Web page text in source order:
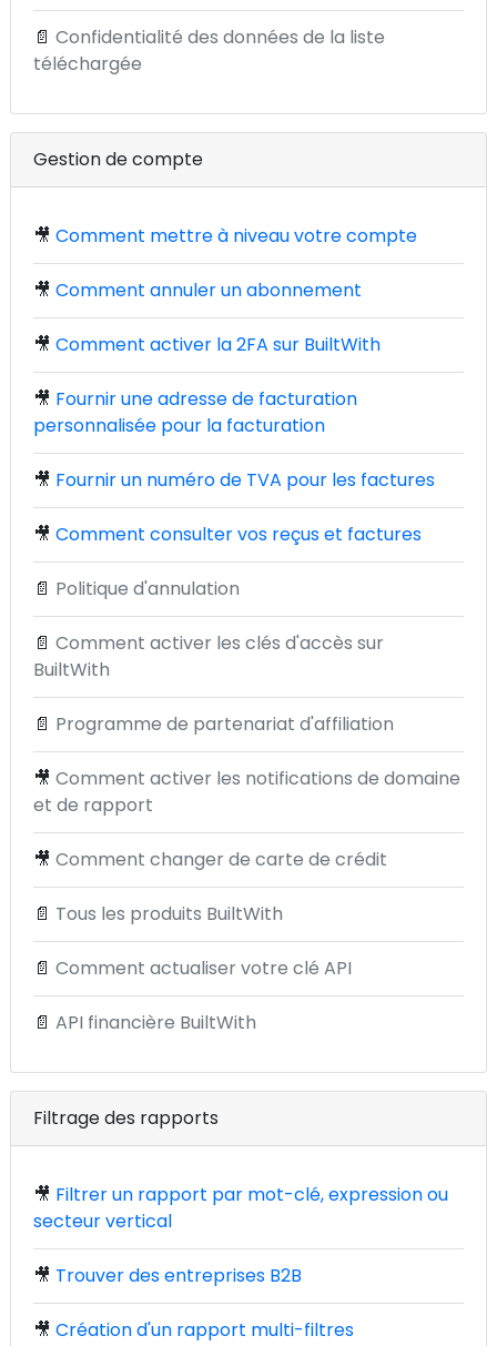
📄 Confidentialité des données de la liste
téléchargée
Gestion de compte
🎥 Comment mettre à niveau votre compte
🎥 Comment annuler un abonnement
🎥 Comment activer la 2FA sur BuiltWith
🎥 Fournir une adresse de facturation
personnalisée pour la facturation
🎥 Fournir un numéro de TVA pour les factures
🎥 Comment consulter vos reçus et factures
📄 Politique d'annulation
📄 Comment activer les clés d'accès sur
BuiltWith
📄 Programme de partenariat d'affiliation
🎥 Comment activer les notifications de domaine
et de rapport
🎥 Comment changer de carte de crédit
📄 Tous les produits BuiltWith
📄 Comment actualiser votre clé API
📄 API financière BuiltWith
Filtrage des rapports
🎥 Filtrer un rapport par mot-clé, expression ou
secteur vertical
🎥 Trouver des entreprises B2B
🎥 Création d'un rapport multi-filtres